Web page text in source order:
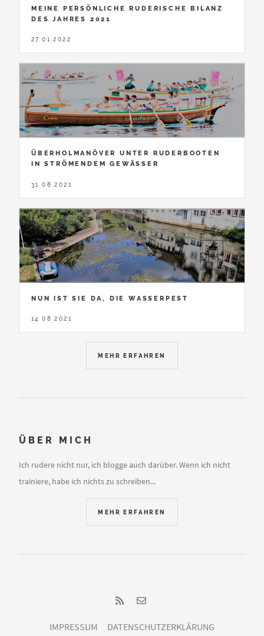
MEINE PERSÖNLICHE RUDERISCHE BILANZ
DES JAHRES 2021
27.01.2022
ÜBERHOLMANÖVER UNTER RUDERBOOTEN
IN STRÖMENDEM GEWÄSSER
31.08.2021
NUN IST SIE DA, DIE WASSERPEST
14.08.2021
MEHR ERFAHREN
ÜBER MICH
Ich rudere nicht nur, ich blogge auch darüber. Wenn ich nicht
trainiere, habe ich nichts zu schreiben...
MEHR ERFAHREN
IMPRESSUM DATENSCHUTZERKLÄRUNG